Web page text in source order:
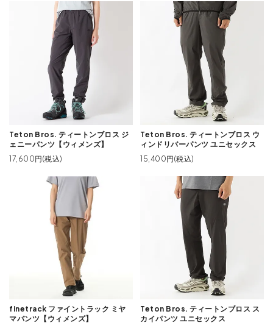
Teton Bros. ティートンブロス ジ
ェニーパンツ【ウィメンズ】
17,600円(税込)
Teton Bros. ティートンブロス ウ
ィンドリバーパンツ ユニセックス
15,400円(税込)
finetrack ファイントラック ミヤ
マパンツ【ウィメンズ】
Teton Bros. ティートンブロス ス
カイパンツ ユニセックス